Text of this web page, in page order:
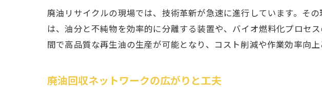
廃油再生技
廃油リサイ
愛知県発の廃油
廃油リサイクルの現場では、技術革新が急速に進行しています。そ
は、油分と不純物を効率的に分離する装置や、バイオ燃料化プロセ
間で高品質な再生油の生産が可能となり、コスト削減や作業効率向上
廃油回収ネットワークの広がりと工夫